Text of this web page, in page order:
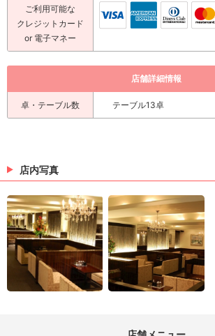
ご利用可能な
クレジットカード
or 電子マネー
店舗詳細情報
卓・テーブル数 テーブル13卓
店内写真